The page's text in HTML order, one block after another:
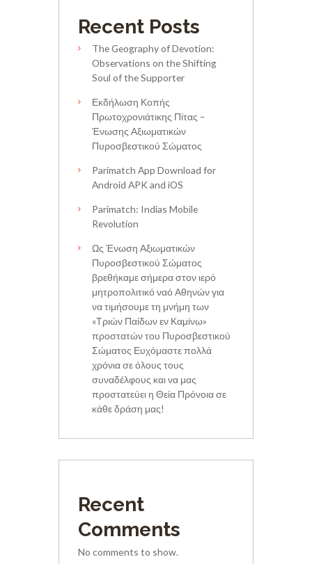
Recent Posts
The Geography of Devotion:
Observations on the Shifting
Soul of the Supporter
Εκδήλωση Κοπής
Πρωτοχρονιάτικης Πίτας –
Ένωσης Αξιωματικών
Πυροσβεστικού Σώματος
Parimatch App Download for
Android APK and iOS
Parimatch: Indias Mobile
Revolution
Ως Ένωση Αξιωματικών
Πυροσβεστικού Σώματος
βρεθήκαμε σήμερα στον ιερό
μητροπολιτικό ναό Αθηνών για
να τιμήσουμε τη μνήμη των
«Τριών Παίδων εν Καμίνω»
προστατών του Πυροσβεστικού
Σώματος Ευχόμαστε πολλά
χρόνια σε όλους τους
συναδέλφους και να μας
προστατεύει η Θεία Πρόνοια σε
κάθε δράση μας!
Recent
Comments
No comments to show.